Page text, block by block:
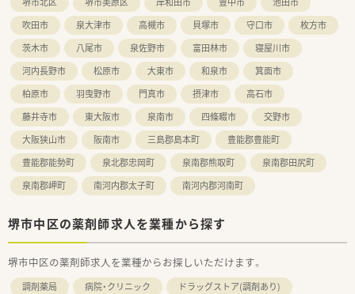
吹田市
泉大津市 高槻市 貝塚市 守口市
枚方市
茨木市
八尾市 泉佐野市 富田林市
寝屋川市
河内長野市
松原市 大東市 和泉市
箕面市
柏原市
羽曳野市 門真市 摂津市
高石市
藤井寺市
東大阪市 泉南市 四條畷市
交野市
大阪狭山市
阪南市 三島郡島本町
豊能郡豊能町
豊能郡能勢町
泉北郡忠岡町 泉南郡熊取町
泉南郡田尻町
泉南郡岬町
南河内郡太子町 南河内郡河南町
堺市中区の薬剤師求人を業種から探す
堺市中区の薬剤師求人を業種からお探しいただけます。
調剤薬局 病院・クリニック ドラッグストア(調剤あり)